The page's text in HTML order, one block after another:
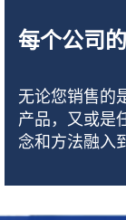
每个公司
无论您销售的
产品，又或是
念和方法融入